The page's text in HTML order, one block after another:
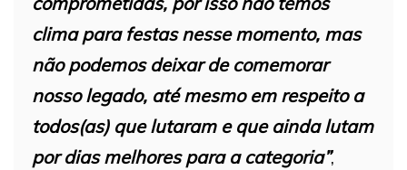
clima para festas nesse momento, mas
não podemos deixar de comemorar
nosso legado, até mesmo em respeito a
todos(as) que lutaram e que ainda lutam
por dias melhores para a categoria”,